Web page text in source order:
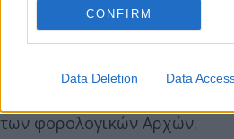
CONFIRM
Data Deletion Data
τιμολογίων, έτσι ώστε οι
διασταυρώνονται και να
πραγματικό χρόνο.
των φορολογικών Αρχών.